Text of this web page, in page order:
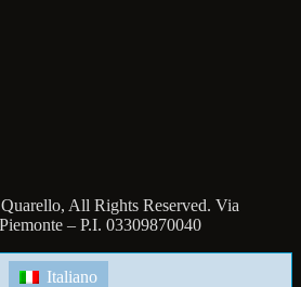
All Rights Reserved. Via
– P.I. 03309870040
Italiano